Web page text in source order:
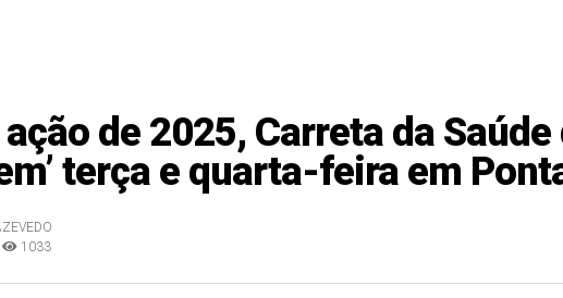
de 2025, Carreta da
terça e quarta-feira em
1033